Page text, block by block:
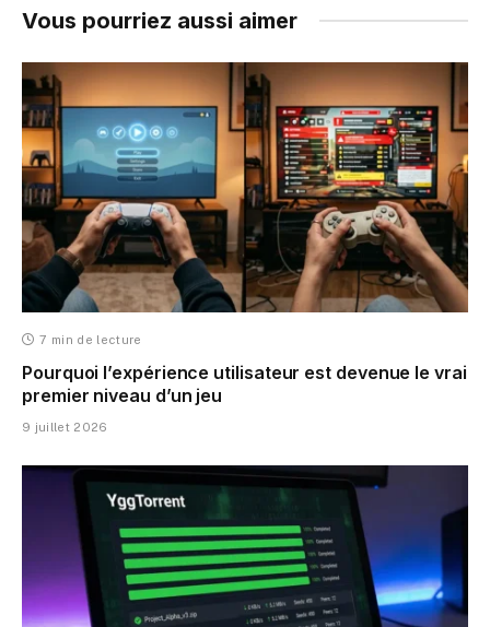
Vous pourriez aussi aimer
7 min de lecture
Pourquoi l’expérience utilisateur est devenue le vrai
premier niveau d’un jeu
9 juillet 2026